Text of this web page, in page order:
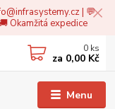
| 💬
Okamžitá expedice
Menu
0 ks
za 0,00 Kč